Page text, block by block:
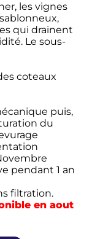
les vignes
qui drainent
Le sous-
coteaux
puis,
du
pendant 1 an
filtration.
en aout